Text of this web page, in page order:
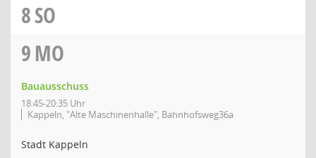
8SO
9MO
Bauausschuss
18:45-20:35 Uhr
Kappeln, "Alte Maschinenhalle", Bahnhofsweg36a
Stadt Kappeln